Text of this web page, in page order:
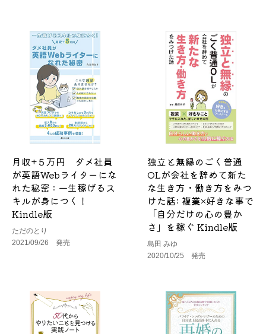
月収+５万円 ダメ社員
が英語Webライターにな
れた秘密 : 一生稼げるス
キルが身につく！
Kindle版
ただのとり
2021/09/26 発売
独立と無縁のごく普通
OLが会社を辞めて新た
な生き方・働き方をみつ
けた話: 複業×好きな事で
「自分だけの心の豊か
さ」を稼ぐ Kindle版
島田 みゆ
2020/10/25 発売